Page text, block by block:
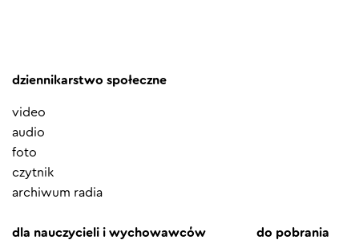
dziennikarstwo społeczne
video
audio
foto
czytnik
archiwum radia
dla nauczycieli i wychowawców do pobrania